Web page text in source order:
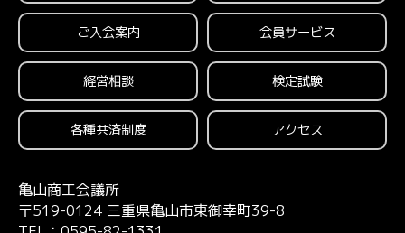
ご入会案内 会員サービス
経営相談 検定試験
各種共済制度 アクセス
亀山商工会議所
〒519-0124 三重県亀山市東御幸町39-8